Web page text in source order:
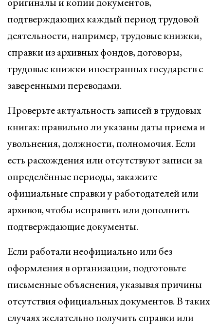
подтверждающих каждый период трудовой
деятельности, например, трудовые книжки,
справки из архивных фондов, договоры,
трудовые книжки иностранных государств с
заверенными переводами.
Проверьте актуальность записей в трудовых
книгах: правильно ли указаны даты приема и
увольнения, должности, полномочия. Если
есть расхождения или отсутствуют записи за
определённые периоды, закажите
официальные справки у работодателей или
архивов, чтобы исправить или дополнить
подтверждающие документы.
Если работали неофициально или без
оформления в организации, подготовьте
письменные объяснения, указывая причины
отсутствия официальных документов. В таких
случаях желательно получить справки или